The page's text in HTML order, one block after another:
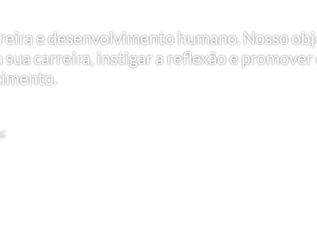
e desenvolvimento humano. Nosso
carreira, instigar a reflexão e promover